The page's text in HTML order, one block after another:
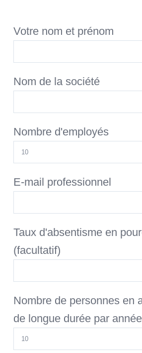
Votre nom et prénom
Nom de la société
Nombre d'employés
E-mail professionnel
Taux d'absentisme en
(facultatif)
Nombre de personnes en
de longue durée par